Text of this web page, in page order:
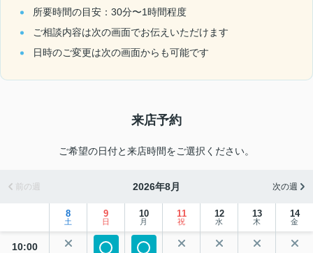
所要時間の目安：30分〜1時間程度
ご相談内容は次の画面でお伝えいただけます
日時のご変更は次の画面からも可能です
来店予約
ご希望の日付と来店時間をご選択ください。
前の週 2026年8月 次の週
8
土
9
日
10
月
11
祝
12
水
13
木
14
金
10:00